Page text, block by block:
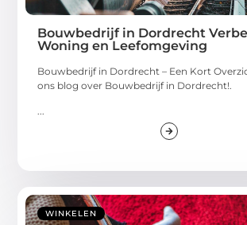
Bouwbedrijf in Dordrecht
Woning en Leefomgeving
Bouwbedrijf in Dordrecht – Een Kort
ons blog over Bouwbedrijf in Dordrecht!.
...
WINKELEN